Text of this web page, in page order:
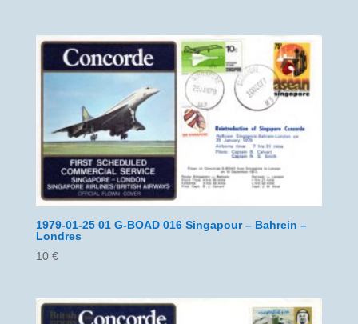
1979-01-25 01 G-BOAD 016 Singapour – Bahrein –
Londres
10 €